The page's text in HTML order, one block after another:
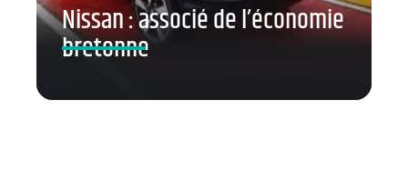
Nissan : associé de l’économie
bretonne